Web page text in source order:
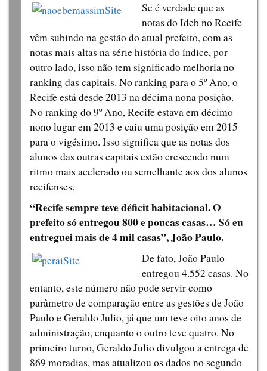
Se é verdade que as
notas do Ideb no Recife
vêm subindo na gestão do atual prefeito, com as
notas mais altas na série história do índice, por
outro lado, isso não tem significado melhoria no
ranking das capitais. No ranking para o 5º Ano, o
Recife está desde 2013 na décima nona posição.
No ranking do 9º Ano, Recife estava em décimo
nono lugar em 2013 e caiu uma posição em 2015
para o vigésimo. Isso significa que as notas dos
alunos das outras capitais estão crescendo num
ritmo mais acelerado ou semelhante aos dos alunos
recifenses.
“Recife sempre teve déficit habitacional. O
prefeito só entregou 800 e poucas casas… Só eu
entreguei mais de 4 mil casas”, João Paulo.
De fato, João Paulo
entregou 4.552 casas. No
entanto, este número não pode servir como
parâmetro de comparação entre as gestões de João
Paulo e Geraldo Julio, já que um teve oito anos de
administração, enquanto o outro teve quatro. No
primeiro turno, Geraldo Julio divulgou a entrega de
869 moradias, mas atualizou os dados no segundo